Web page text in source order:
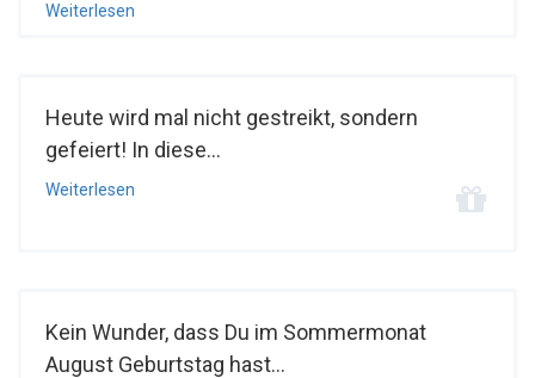
Weiterlesen
Heute wird mal nicht gestreikt, sondern
gefeiert! In diese...
Weiterlesen
Kein Wunder, dass Du im Sommermonat
August Geburtstag hast...